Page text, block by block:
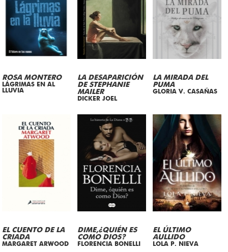
ROSA MONTERO
LÁGRIMAS EN AL
LLUVIA
LA DESAPARICIÓN
DE STEPHANIE
MAILER
DICKER JOEL
LA MIRADA DEL
PUMA
GLORIA V. CASAÑAS
EL CUENTO DE LA
CRIADA
MARGARET ARWOOD
DIME,¿QUIÉN ES
COMO DIOS?
FLORENCIA BONELLI
EL ÚLTIMO
AULLIDO
LOLA P. NIEVA